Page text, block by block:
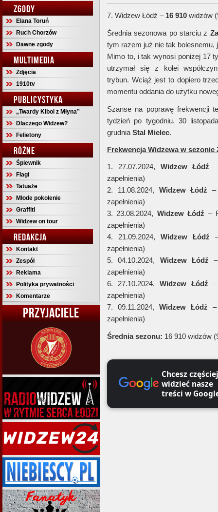
ZGODY
Elana Toruń
Ruch Chorzów
Dawne zgody
MULTIMEDIA
Zdjęcia
1910tv
PUBLICYSTYKA
„Twardy Kibol z Młyna”
Dlaczego Widzew?
Felietony
RÓŻNE
Śpiewnik
Flagi
Tatuaże
Młode pokolenie
Graffiti
Widzew on tour
REDAKCJA
Kontakt
Zespół
Reklama
Polityka prywatności
Komentarze
PRZYJACIELE
7. Widzew Łódź – 16 910 widzów
Średnia sezonowa po starciu z
tym razem już nie tak
Mimo to, i tak wynosi poniżej 17
utrzymał się z kolei
trybun. Wciąż jest to dopiero
momentu oddania do użytku
Szanse na poprawę frekwencji
tydzień po tygodniu. 30
grudnia Stal Mielec.
Frekwencja Widzewa w sezonie
1. 27.07.2024, Widzew Łódź
zapełnienia)
2. 11.08.2024, Widzew Łódź –
zapełnienia)
3. 23.08.2024, Widzew Łódź –
zapełnienia)
4. 21.09.2024, Widzew Łódź
zapełnienia)
5. 04.10.2024, Widzew Łódź
zapełnienia)
6. 27.10.2024, Widzew Łódź
zapełnienia)
7. 09.11.2024,Widzew Łódź
zapełnienia)
Średnia sezonu: 16 910 widzów
Chcesz częściej
widzieć nasze
treści w